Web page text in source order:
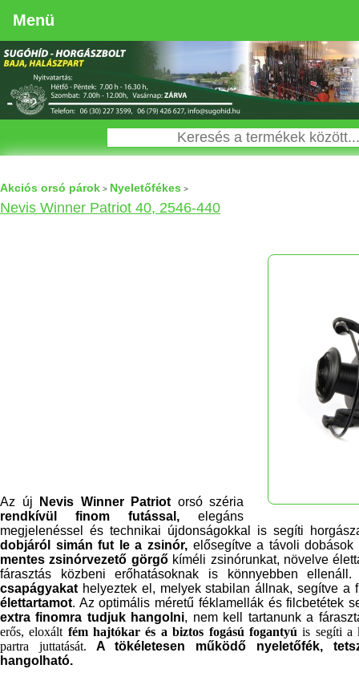
Menü
Akciós orsó párok > Nyeletőfékes >
Nevis Winner Patriot 40, 2546-440
Az új Nevis Winner Patriot orsó széria
rendkívül finom futással, elegáns
megjelenéssel és technikai újdonságokkal is segíti
dobjáról simán fut le a zsinór, elősegítve a távoli
mentes zsinórvezető görgőkíméli zsinórunkat, növelve
fárasztás közbeni erőhatásoknak is könnyebben
csapágyakat helyeztek el, melyek stabilan állnak, segítve a
élettartamot. Az optimális méretű féklamellák és filcbetétek
extra finomra tudjuk hangolni, nem kell tartanunk a
erős, eloxált fémhajtókar és a biztos fogású fogantyúis segíti a
partra juttatását. A tökéletesen működő nyeletőfék,
hangolható.